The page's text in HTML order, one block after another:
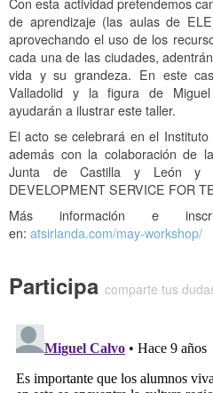
Con esta actividad pretendemos
de aprendizaje (las aulas de
aprovechando el uso de los
cada una de las ciudades,
vida y su grandeza. En este
Valladolid y la figura de
ayudarán a ilustrar este taller.
El acto se celebrará en el
además con la colaboración de
Junta de Castilla y León y
DEVELOPMENT SERVICE FOR
Más información e
en: atsirlanda.com/may-workshop/
Participa comparte tus